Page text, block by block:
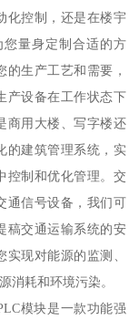
化控制，还是在楼宇
量身定制合适的方
生产工艺和需要，
产设备在工作状态下
商用大楼、写字楼还
的建筑管理系统，实
控制和优化管理。交
通信号设备，我们可
稿交通运输系统的安
现对能源的监测、
消耗和环境污染。
模块是一款功能强